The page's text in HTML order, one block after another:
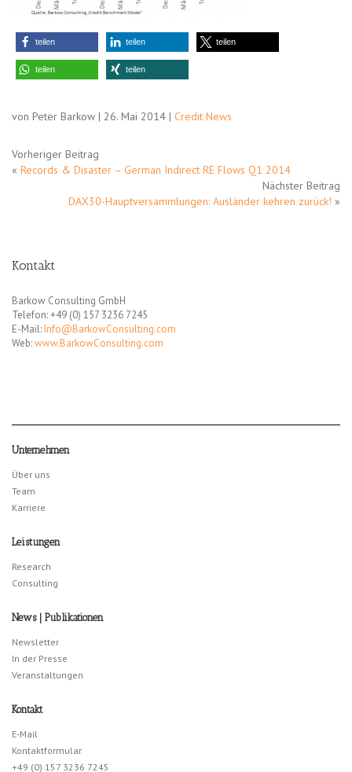
teilen teilen teilen
teilen teilen
von Peter Barkow | 26. Mai 2014 | Credit News
Vorheriger Beitrag
« Records & Disaster – German Indirect RE Flows Q1 2014
Nächster Beitrag
DAX30-Hauptversammlungen: Ausländer kehren zurück! »
Kontakt
Barkow Consulting GmbH
Telefon: +49 (0) 157 3236 7245
E-Mail: Info@BarkowConsulting.com
Web:www.BarkowConsulting.com
Unternehmen
Über uns
Team
Karriere
Leistungen
Research
Consulting
News | Publikationen
Newsletter
In der Presse
Veranstaltungen
Kontakt
E-Mail
Kontaktformular
+49 (0) 157 3236 7245